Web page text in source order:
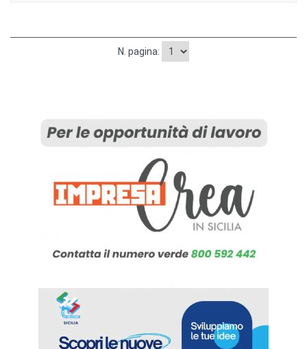
N. pagina: